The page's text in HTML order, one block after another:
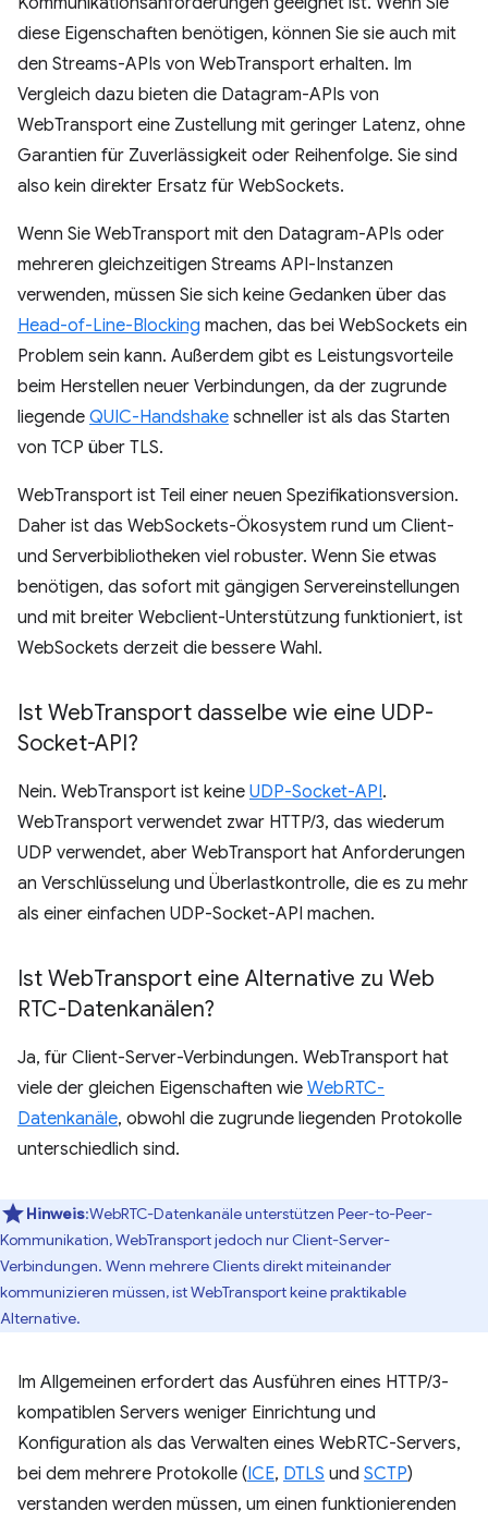
diese Eigenschaften benötigen, können Sie sie auch mit
den Streams-APIs von WebTransport erhalten. Im
Vergleich dazu bieten die Datagram-APIs von
WebTransport eine Zustellung mit geringer Latenz, ohne
Garantien für Zuverlässigkeit oder Reihenfolge. Sie sind
also kein direkter Ersatz für WebSockets.
Wenn Sie WebTransport mit den Datagram-APIs oder
mehreren gleichzeitigen Streams API-Instanzen
verwenden, müssen Sie sich keine Gedanken über das
Head-of-Line-Blocking machen, das bei WebSockets ein
Problem sein kann. Außerdem gibt es Leistungsvorteile
beim Herstellen neuer Verbindungen, da der zugrunde
liegende QUIC-Handshake schneller ist als das Starten
von TCP über TLS.
WebTransport ist Teil einer neuen Spezifikationsversion.
Daher ist das WebSockets-Ökosystem rund um Client-
und Serverbibliotheken viel robuster. Wenn Sie etwas
benötigen, das sofort mit gängigen Servereinstellungen
und mit breiter Webclient-Unterstützung funktioniert, ist
WebSockets derzeit die bessere Wahl.
Ist WebTransport dasselbe wie eine UDP-
Socket-API?
Nein. WebTransport ist keine UDP-Socket-API.
WebTransport verwendet zwar HTTP/3, das wiederum
UDP verwendet, aber WebTransport hat Anforderungen
an Verschlüsselung und Überlastkontrolle, die es zu mehr
als einer einfachen UDP-Socket-API machen.
Ist WebTransport eine Alternative zu Web
RTC-Datenkanälen?
Ja, für Client-Server-Verbindungen. WebTransport hat
viele der gleichen Eigenschaften wie WebRTC-
Datenkanäle, obwohl die zugrunde liegenden Protokolle
unterschiedlich sind.
Hinweis:WebRTC-Datenkanäle unterstützen Peer-to-Peer-
Kommunikation, WebTransport jedoch nur Client-Server-
Verbindungen. Wenn mehrere Clients direkt miteinander
kommunizieren müssen, ist WebTransport keine praktikable
Alternative.
Im Allgemeinen erfordert das Ausführen eines HTTP/3-
kompatiblen Servers weniger Einrichtung und
Konfiguration als das Verwalten eines WebRTC-Servers,
bei dem mehrere Protokolle (ICE, DTLS und SCTP)
verstanden werden müssen, um einen funktionierenden